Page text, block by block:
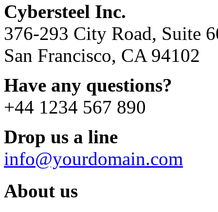
Cybersteel Inc.
376-293 City Road, Suite
San Francisco, CA 94102
Have any questions?
+44 1234 567 890
Drop us a line
info@yourdomain.com
About us